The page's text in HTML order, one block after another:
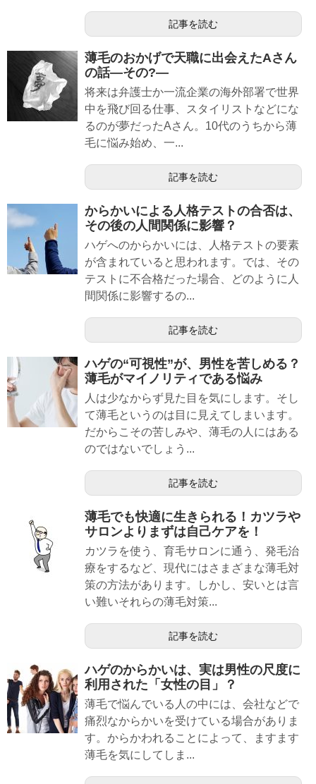
記事を読む
薄毛のおかげで天職に出会えたAさん
の話―その?―
将来は弁護士か一流企業の海外部署で世界
中を飛び回る仕事、スタイリストなどにな
るのが夢だったAさん。10代のうちから薄
毛に悩み始め、一...
記事を読む
からかいによる人格テストの合否は、
その後の人間関係に影響？
ハゲへのからかいには、人格テストの要素
が含まれていると思われます。では、その
テストに不合格だった場合、どのように人
間関係に影響するの...
記事を読む
ハゲの“可視性”が、男性を苦しめる？
薄毛がマイノリティである悩み
人は少なからず見た目を気にします。そし
て薄毛というのは目に見えてしまいます。
だからこその苦しみや、薄毛の人にはある
のではないでしょう...
記事を読む
薄毛でも快適に生きられる！カツラや
サロンよりまずは自己ケアを！
カツラを使う、育毛サロンに通う、発毛治
療をするなど、現代にはさまざまな薄毛対
策の方法があります。しかし、安いとは言
い難いそれらの薄毛対策...
記事を読む
ハゲのからかいは、実は男性の尺度に
利用された「女性の目」？
薄毛で悩んでいる人の中には、会社などで
痛烈なからかいを受けている場合がありま
す。からかわれることによって、ますます
薄毛を気にしてしま...